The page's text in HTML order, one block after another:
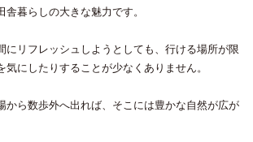
暮らしの大きな魅力です。
にリフレッシュしようとしても、行ける場所が限
気にしたりすることが少なくありません。
から数歩外へ出れば、そこには豊かな自然が広が